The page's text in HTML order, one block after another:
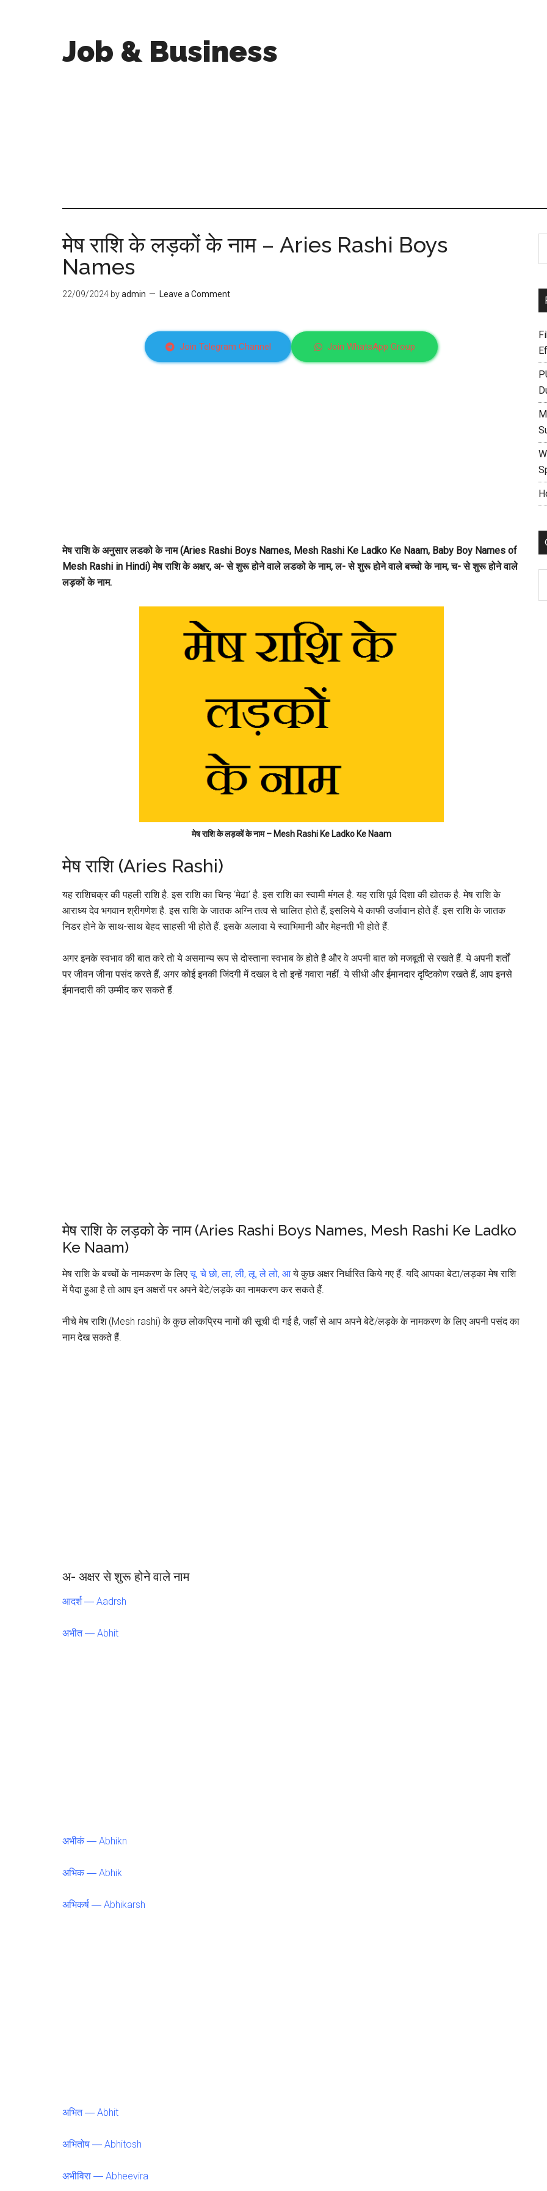
Job & Business
मेष राशि के लड़कों के नाम – Aries Rashi Boys
Names
22/09/2024 byadmin Leave a Comment
Join Telegram Channel Join WhatsApp Group
मेष राशि के अनुसार लडको के नाम (Aries Rashi Boys Names, Mesh Rashi Ke Ladko Ke Naam, Baby Boy Names of
Mesh Rashi in Hindi) मेष राशि के अक्षर, अ- से शुरू होने वाले लडको के नाम, ल- से शुरू होने वाले बच्चो के नाम, च- से शुरू होने वाले
लड़कों के नाम.
मेष राशि के लड़कों के नाम – Mesh Rashi Ke Ladko Ke Naam
मेष राशि (Aries Rashi)
यह राशिचक्र की पहली राशि है. इस राशि का चिन्ह ‘मेढा’ है. इस राशि का स्वामी मंगल है. यह राशि पूर्व दिशा की द्योतक है. मेष राशि के
आराध्य देव भगवान श्रीगणेश है. इस राशि के जातक अग्नि तत्व से चालित होते हैं, इसलिये ये काफी उर्जावान होते हैं. इस राशि के जातक
निडर होने के साथ-साथ बेहद साहसी भी होते हैं. इसके अलावा ये स्वाभिमानी और मेहनती भी होते हैं.
अगर इनके स्वभाव की बात करे तो ये असमान्य रूप से दोस्ताना स्वभाब के होते है और वे अपनी बात को मजबूती से रखते हैं. ये अपनी शर्तों
पर जीवन जीना पसंद करते हैं, अगर कोई इनकी जिंदगी में दखल दे तो इन्हें गवारा नहीं. ये सीधी और ईमानदार दृष्टिकोण रखते हैं, आप इनसे
ईमानदारी की उम्मीद कर सकते हैं.
मेष राशि के लड़को के नाम (Aries Rashi Boys Names, Mesh Rashi Ke Ladko
Ke Naam)
मेष राशि के बच्चों के नामकरण के लिएचू, चे छो, ला, ली, लू, ले लो, आये कुछ अक्षर निर्धारित किये गए हैं. यदि आपका बेटा/लड़का मेष राशि
में पैदा हुआ है तो आप इन अक्षरों पर अपने बेटे/लड़के का नामकरण कर सकते हैं.
नीचे मेष राशि (Mesh rashi) के कुछ लोकप्रिय नामों की सूची दी गई है, जहाँ से आप अपने बेटे/लड़के के नामकरण के लिए अपनी पसंद का
नाम देख सकते हैं.
अ- अक्षर से शुरू होने वाले नाम
आदर्श ― Aadrsh
अभीत ― Abhit
अभीकं ― Abhikn
अभिक ― Abhik
अभिकर्ष ― Abhikarsh
अभित ― Abhit
अभितोष ― Abhitosh
अभीविरा ― Abheevira